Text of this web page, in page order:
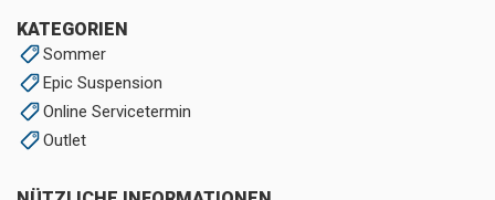
KATEGORIEN
Sommer
Epic Suspension
Online Servicetermin
Outlet